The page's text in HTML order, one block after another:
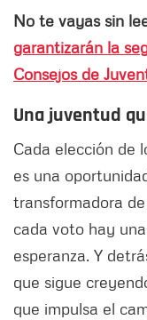
No te vayas sin
garantizarán la
Consejos de
Una juventud
Cada elección de
es una
transformadora
cada voto hay
esperanza. Y
que sigue
que impulsa el